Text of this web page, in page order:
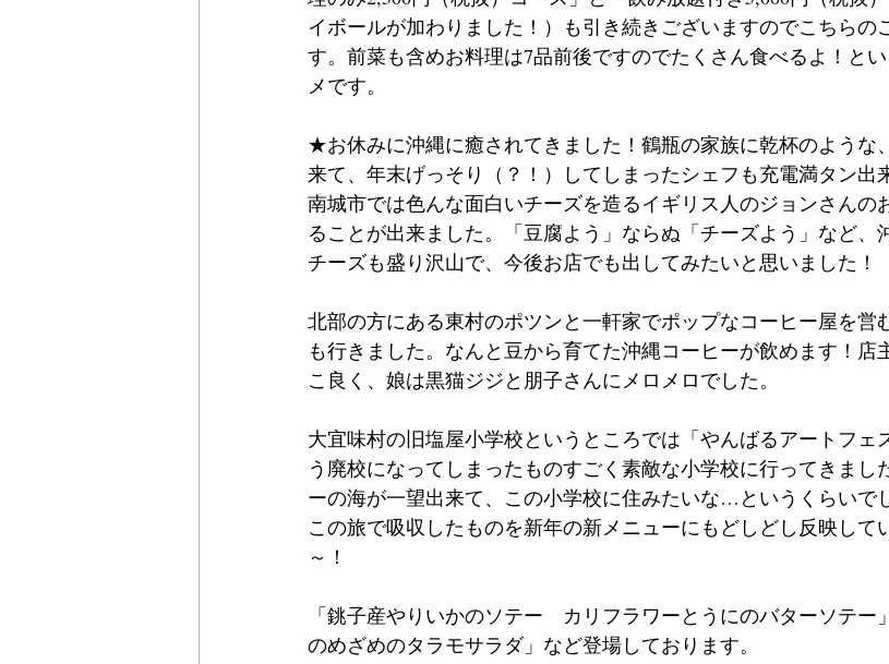
イボールが加わりました！）も引き続きございますのでこちらの
す。前菜も含めお料理は7品前後ですのでたくさん食べるよ！と
メです。
★お休みに沖縄に癒されてきました！鶴瓶の家族に乾杯のような
来て、年末げっそり（？！）してしまったシェフも充電満タン出
南城市では色んな面白いチーズを造るイギリス人のジョンさんの
ることが出来ました。「豆腐よう」ならぬ「チーズよう」など、
チーズも盛り沢山で、今後お店でも出してみたいと思いました！
北部の方にある東村のポツンと一軒家でポップなコーヒー屋を営
も行きました。なんと豆から育てた沖縄コーヒーが飲めます！店
こ良く、娘は黒猫ジジと朋子さんにメロメロでした。
大宜味村の旧塩屋小学校というところでは「やんばるアートフェ
う廃校になってしまったものすごく素敵な小学校に行ってきまし
ーの海が一望出来て、この小学校に住みたいな…というくらいで
この旅で吸収したものを新年の新メニューにもどしどし反映して
～！
「銚子産やりいかのソテー　カリフラワーとうにのバターソテー
のめざめのタラモサラダ」など登場しております。